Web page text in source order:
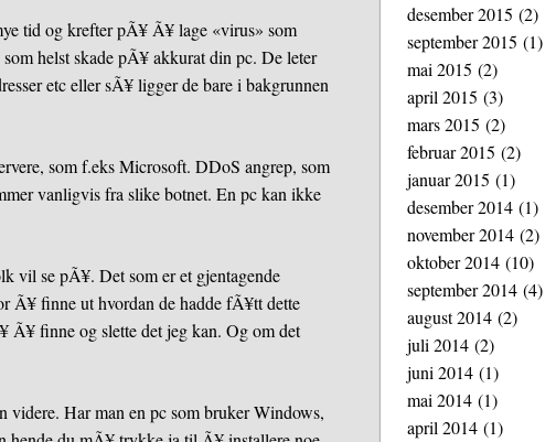
tid og krefter pÃ¥ Ã¥ lage «virus» som
helst skade pÃ¥ akkurat din pc. De leter
etc eller sÃ¥ ligger de bare i bakgrunnen
som f.eks Microsoft. DDoS angrep, som
vanligvis fra slike botnet. En pc kan ikke
vil se pÃ¥. Det som er et gjentagende
Ã¥ finne ut hvordan de hadde fÃ¥tt dette
Ã¥ finne og slette det jeg kan. Og om det
Har man en pc som bruker Windows,
desember 2015 (2)
september 2015 (1)
mai 2015 (2)
april 2015 (3)
mars 2015 (2)
februar 2015 (2)
januar 2015 (1)
desember 2014 (1)
november 2014 (2)
oktober 2014 (10)
september 2014 (4)
august 2014 (2)
juli 2014 (2)
juni 2014 (1)
mai 2014 (1)
april 2014 (1)